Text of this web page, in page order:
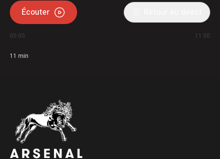
Écouter
00:00 11:00
11 min